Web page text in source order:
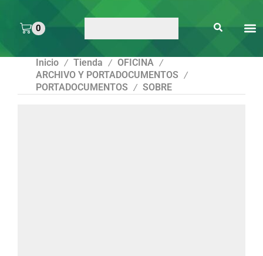
0
Inicio / Tienda / OFICINA /
ARCHIVO Y PORTADOCUMENTOS /
PORTADOCUMENTOS / SOBRE